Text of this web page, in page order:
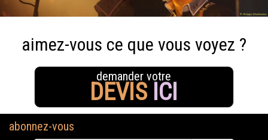
aimez-vous ce que vous voyez ?
demander votre
DEVIS ICI
abonnez-vous